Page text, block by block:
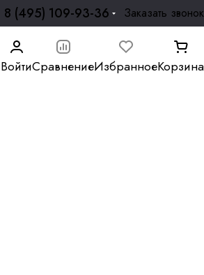
8 (495) 109-93-36 Заказать звонок
ВойтиСравнениеИзбранноеКорзина